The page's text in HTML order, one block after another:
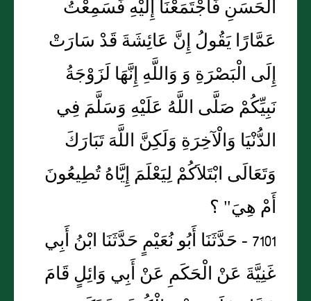
الْحَسَنِ فَاجْتَمَعْنَا إِلَيْهِ فَسَمِعْتُ
عَمَّارًا يَقُولُ إِنَّ عَائِشَةَ قَدْ سَارَتْ
إِلَى الْبَصْرَةِ وَ وَاللَّهِ إِنَّهَا لَزَوْجَةُ
نَبِيِّكُمْ صَلَّى اللَّهُ عَلَيْهِ وَسَلَّمَ فِي
الدُّنْيَا وَالْآخِرَةِ وَلَكِنَّ اللَّهَ تَبَارَكَ
وَتَعَالَى ابْتَلاَكُمْ لِيَعْلَمَ إِيَّاهُ تُطِيعُونَ
أَمْ هِيَ" ؟
7101 - حَدَّثَنَا أَبُو نُعَيْمٍ حَدَّثَنَا ابْنُ أَبِي
غَنِيَّةَ عَنْ الْحَكَمِ عَنْ أَبِي وَائِلٍ قَامَ